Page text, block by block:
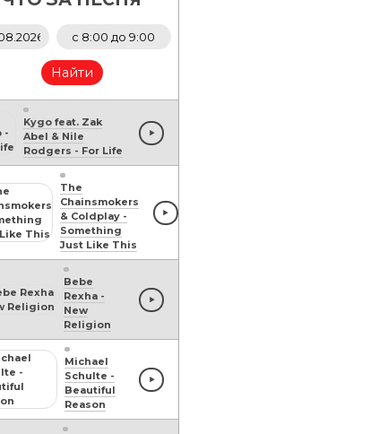
Найти
Kygo feat. Zak
Abel & Nile
Rodgers - For Life
The
Chainsmokers
& Coldplay -
Something
Just Like This
Bebe
Rexha -
New
Religion
Michael
Schulte -
Beautiful
Reason